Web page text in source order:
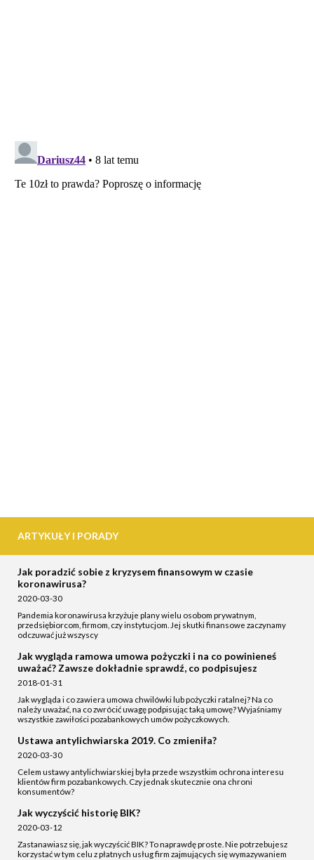
ARTYKUŁY I PORADY
Jak poradzić sobie z kryzysem finansowym w czasie
koronawirusa?
2020-03-30
Pandemia koronawirusa krzyżuje plany wielu osobom prywatnym,
przedsiębiorcom, firmom, czy instytucjom. Jej skutki finansowe zaczynamy
odczuwać już wszyscy
Jak wygląda ramowa umowa pożyczki i na co powinieneś
uważać? Zawsze dokładnie sprawdź, co podpisujesz
2018-01-31
Jak wygląda i co zawiera umowa chwilówki lub pożyczki ratalnej? Na co
należy uważać, na co zwrócić uwagę podpisując taką umowę? Wyjaśniamy
wszystkie zawiłości pozabankowych umów pożyczkowych.
Ustawa antylichwiarska 2019. Co zmieniła?
2020-03-30
Celem ustawy antylichwiarskiej była przede wszystkim ochrona interesu
klientów firm pozabankowych. Czy jednak skutecznie ona chroni
konsumentów?
Jak wyczyścić historię BIK?
2020-03-12
Zastanawiasz się, jak wyczyścić BIK? To naprawdę proste. Nie potrzebujesz
korzystać w tym celu z płatnych usług firm zajmujących się wymazywaniem